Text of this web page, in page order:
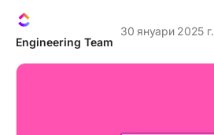
Engineering Team
30 януари 2025 г.